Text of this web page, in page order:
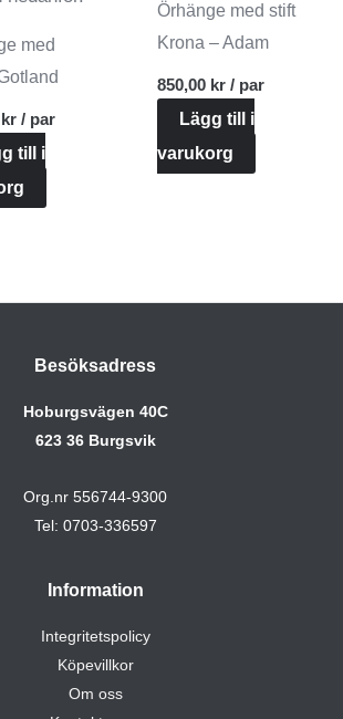
med
kr / par
till i
Örhänge med stift
Krona – Adam
850,00 kr/ par
Lägg till i
varukorg
Besöksadress
Hoburgsvägen 40C
623 36 Burgsvik
Org.nr 556744-9300
Tel: 0703-336597
Information
Integritetspolicy
Köpevillkor
Om oss